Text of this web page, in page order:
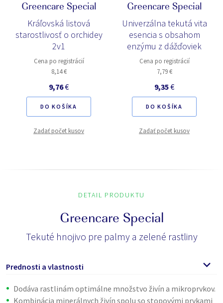
Greencare Special
Kráľovská listová
starostlivosť o orchidey
2v1
Cena po registrácií
8,14 €
9,76€
DO KOŠÍKA
Zadať počet kusov
Greencare Special
Univerzálna tekutá vita
esencia s obsahom
enzýmu z dážďoviek
Cena po registrácií
7,79 €
9,35€
DO KOŠÍKA
Zadať počet kusov
DETAIL PRODUKTU
Greencare Special
Tekuté hnojivo pre palmy a zelené rastliny
Prednosti a vlastnosti
Dodáva rastlinám optimálne množstvo živín a mikroprvkov.
Kombinácia minerálnych živín spolu so stopovými prvkami